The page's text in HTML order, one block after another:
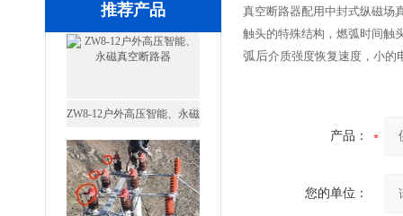
推荐产品
GW4-40.5高压隔离开关
真空断路器配用中封式纵磁场
触头的特殊结构，燃弧时间触
弧后介质强度恢复速度，小的
产品：
您的单位：